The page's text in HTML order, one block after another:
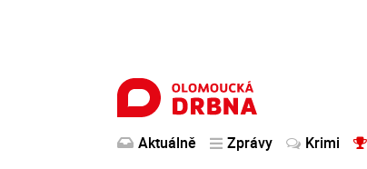
Aktuálně Zprávy Krimi